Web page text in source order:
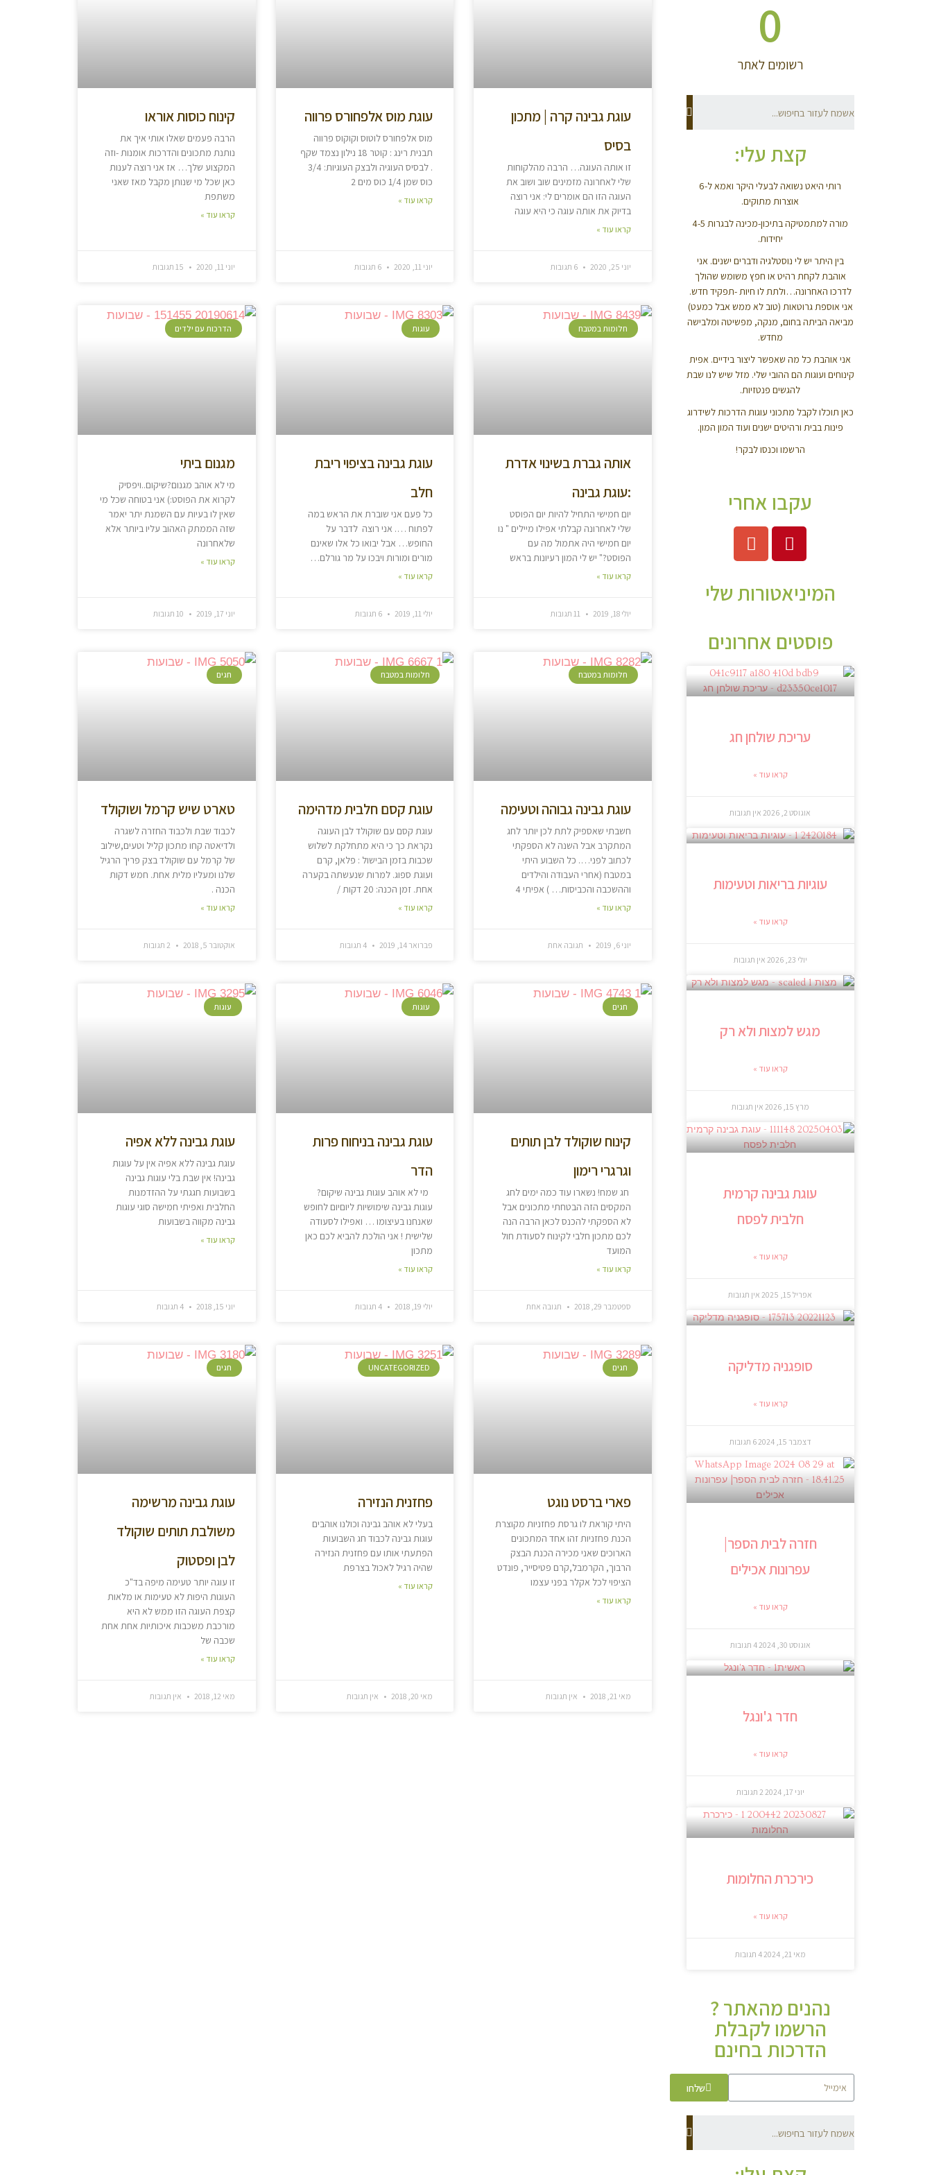
עוגת גבינה קרה | מתכון
בסיס
זו אותה העוגה… הרבה מהלקוחות
שלי לאחרונה מזמינים שוב ושוב את
העוגה הזו הם אומרים לי: אני רוצה
בדיוק את אותה עוגה כי היא עוגה
קראו עוד »
יוני 25, 2020 6 תגובות
עוגת מוס אלפחורס פרווה
מוס אלפחורס לוטוס וקוקוס פרווה
תבנית רינג : קוטר 18 נילון נצמד שקף
. לבסיס העוגיה ולבצק העוגיות: 3/4
כוס שמן 1/4 כוס מים 2
קראו עוד »
יוני 11, 2020
קינוח כוסות אוראו
הרבה פעמים שאלו אותי איך את
נותנת מתכונים והדרכות אומנות -וזה
המקצוע שלך… אז אני רוצה לענות
כאן שכל מי שנותן מקבל מאז שאני
משתפת
קראו עוד »
יוני 11, 2020
חלומות במטבח
אותה גברת בשינוי אדרת
:עוגת גבינה
יום חמישי התחיל להיות יום הפוסט
שלי לאחרונה קבלתי אפילו מיילים " נו
יום חמישי היה אתמול מה עם
הפוסט?" יש לי המון רעיונות בראש
קראו עוד »
יולי 18, 2019
עוגות
עוגת גבינה בציפוי ריבת
חלב
כל פעם אני שוברת את הראש במה
לפתוח …. אני רוצה לדבר על
החופש… אבל יבואו כל אלו שאינם
מורים ומורות ויבכו על מר גורלם…
קראו עוד »
יולי 11, 2019
הדרכות עם ילדים
מגנום ביתי
מי לא אוהב מגנום?שיקום..ויפסיק
לקרוא את הפוסט:) אני בטוחה שכל מי
שאין לו בעיות עם השמנת יתר יאמר
שזה הממתק האהוב עליו ביותר אלא
שלאחרונה
קראו עוד »
יוני 17, 2019
חלומות במטבח
עוגת גבינה גבוהה וטעימה
חשבתי שאספיק לתת לכן יותר לחג
המתקרב אבל השנה לא הספקתי
לכתוב לפני…. כל השבוע היתי
במטבח (אחרי העבודה והילדים
וההשכבה והכביסות… ) אפיתי 4
קראו עוד »
יוני 6, 2019 תגובה אחת
חלומות במטבח
עוגת קסם חלבית מדהימה
עוגת קסם עם שוקולד לבן העוגה
נקראת כך כי היא מתחלקת לשלוש
שכבות בזמן הבישול : פלאן, קרם
ועוגת ספוג. למרות שנעשתה בקערה
אחת. זמן הכנה: 20 דקות /
קראו עוד »
פברואר 14, 2019
חגים
טארט שיש קרמל ושוקולד
לכבוד שבת ולכבוד החזרה לשגרה
ולדיאטה קחו מתכון קליל וטעים,שילוב
של קרמל עם שוקולד בצק פריך הרגיל
שלנו ומעליו מלית אחת. חמש דקות
הכנה .
קראו עוד »
אוקטובר 5, 2018
חגים
קינוח שוקולד לבן תותים
וגרגרי רימון
חג שמח! נשארו עוד כמה ימים לחג
המקסים הזה הבטחתי מתכונים אבל
לא הספקתי להכנס לכאן הרבה הנה
לכם מתכון חלבי לקינוח לסעודת חול
המועד
קראו עוד »
ספטמבר 29, 2018 תגובה אחת
עוגות
עוגת גבינה בניחוח פרות
הדר
מי לא אוהב עוגות גבינה שיקום?
עוגות גבינה שימושיות ליוםיום לחופש
שאנחנו בעיצומו … ואפילו לסעודה
שלישית ! אני הולכת להביא לכם כאן
מתכון
קראו עוד »
יולי 19, 2018
עוגות
עוגת גבינה ללא אפיה
עוגת גבינה ללא אפיה אין על עוגות
גבינה! אין שבת בלי עוגות גבינה
בשבועות חגגתי על ההזדמנות
החלבית ואפיתי חמישה סוגי עוגות
גבינה מקווה בשבועות
קראו עוד »
יוני 15, 2018 4 תגובות
חגים
פארי ברסט נוגט
היתי קוראת לו גרסת פחזניות מקוצרת
הכנת פחזניות זהו אחד המתכונים
הארוכים שאני מכירה הכנת הבצק
הרבוך, הקרמבל,קרם פטיסייר, פונדט
הציפוי לכל אקלר בפני עצמו
קראו עוד »
מאי 21, 2018 אין תגובות
UNCATEGORIZED
פחזנית הנזירה
בעלי לא אוהב גבינה וכולנו אוהבים
עוגות גבינה לכבוד חג השבועות
הפתעתי אותו עם פחזנית הנזירה
שהיה רגיל לאכול בצרפת
קראו עוד »
מאי 20, 2018 אין תגובות
חגים
עוגת גבינה מרשימה
משולבת תותים שוקולד
לבן ופסטוק
זו עוגה יותר טעימה מיפה בד"כ
העוגות היפות לא טעימות או מלאות
קצפת העוגה הזו ממש לא היא
מורכבת משכבות איכותיות אחת אחת
שכבה של
קראו עוד »
מאי 12, 2018 אין תגובות
0
רשומים לאתר
קצת עלי:
רותי היאט נשואה לבעלי היקר ואמא ל-6
אוצרות מתוקים.
מורה למתמטיקה בתיכון-מכינה לבגרות 4-5
יחידות.
בין היתר יש לי נוסטלגיה ודברים ישנים. אני
אוהבת לקחת רהיט או חפץ משומש שהולך
לדרכו האחרונה…ולתת לו חיות -תפקיד חדש.
אני אוספת גרוטאות (טוב לא ממש אבל כמעט)
מביאה הביתה בחום, מנקה, מפשיטה ומלבישה
מחדש.
אני אוהבת כל מה שאפשר ליצור בידיים. אפית
קינוחים ועוגות הם ההובי שלי. מזל שיש לנו שבת
להגשים פנטזיות.
כאן תוכלו לקבל מתכוני עוגות הדרכות לשידרוג
פינות בבית ורהיטים ישנים ועוד המון המון.
הרשמו וכנסו לבקר!
עקבו אחרי
המיניאטורות שלי
פוסטים אחרונים
עריכת שולחן חג
קראו עוד »
אוגוסט 2, 2026 אין תגובות
עוגיות בריאות וטעימות
קראו עוד »
יולי 23, 2026 אין תגובות
מגש למצות ולא רק
קראו עוד »
מרץ 15, 2026 אין תגובות
עוגת גבינה קרמית
חלבית לפסח
קראו עוד »
אפריל 15, 2025 אין תגובות
סופגניה מדליקה
קראו עוד »
דצמבר 15, 2024 6 תגובות
חזרה לבית הספר|
עפרונות אכילים
קראו עוד »
אוגוסט 30, 2024 4 תגובות
חדר ג'ונגל
קראו עוד »
יוני 17, 2024 2 תגובות
כירכרת החלומות
קראו עוד »
מאי 21, 2024 4 תגובות
נהנים מהאתר ?
הרשמו לקבלת
הדרכות בחינם
שלחו